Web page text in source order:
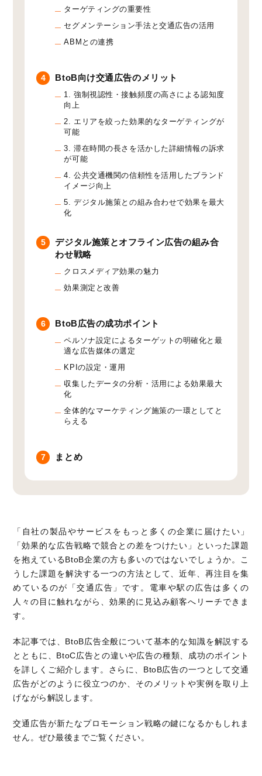
ターゲティングの重要性
セグメンテーション手法と交通広告の活用
ABMとの連携
4 BtoB向け交通広告のメリット
1. 強制視認性・接触頻度の高さによる認知度
向上
2. エリアを絞った効果的なターゲティングが
可能
3. 滞在時間の長さを活かした詳細情報の訴求
が可能
4. 公共交通機関の信頼性を活用したブランド
イメージ向上
5. デジタル施策との組み合わせで効果を最大
化
5
デジタル施策とオフライン広告の組み合
わせ戦略
クロスメディア効果の魅力
効果測定と改善
6 BtoB広告の成功ポイント
ペルソナ設定によるターゲットの明確化と最
適な広告媒体の選定
KPIの設定・運用
収集したデータの分析・活用による効果最大
化
全体的なマーケティング施策の一環としてと
らえる
7 まとめ
「自社の製品やサービスをもっと多くの企業に届けたい」
「効果的な広告戦略で競合との差をつけたい」といった課題
を抱えているBtoB企業の方も多いのではないでしょうか。こ
うした課題を解決する一つの方法として、近年、再注目を集
めているのが「交通広告」です。電車や駅の広告は多くの
人々の目に触れながら、効果的に見込み顧客へリーチできま
す。
本記事では、BtoB広告全般について基本的な知識を解説する
とともに、BtoC広告との違いや広告の種類、成功のポイント
を詳しくご紹介します。さらに、BtoB広告の一つとして交通
広告がどのように役立つのか、そのメリットや実例を取り上
げながら解説します。
交通広告が新たなプロモーション戦略の鍵になるかもしれま
せん。ぜひ最後までご覧ください。